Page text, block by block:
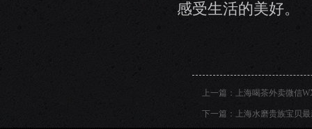
感受生活的美好。
上一篇： 上海喝茶外卖微信
下一篇： 上海水磨贵族宝贝